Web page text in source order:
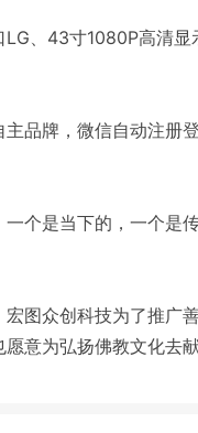
、43寸1080P高清
品牌，微信自动注册
个是当下的，一个是
图众创科技为了推广
意为弘扬佛教文化去